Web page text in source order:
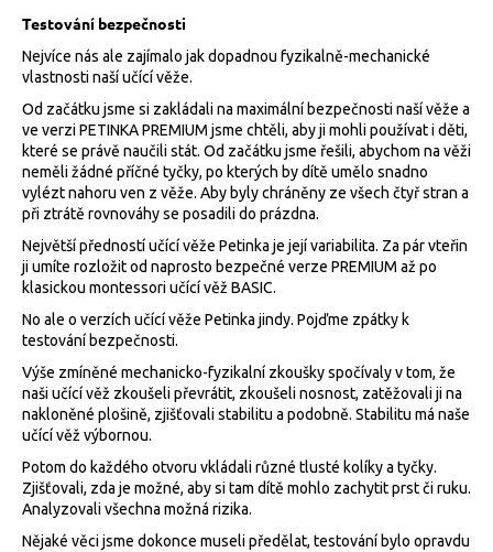
Testování bezpečnosti
Nejvíce nás ale zajímalo jak dopadnou fyzikalně-mechanické
vlastnosti naší učící věže.
Od začátku jsme si zakládali na maximální bezpečnosti naší věže a
ve verzi PETINKA PREMIUM jsme chtěli, aby ji mohli používat i děti,
které se právě naučili stát. Od začátku jsme řešili, abychom na věži
neměli žádné příčné tyčky, po kterých by dítě umělo snadno
vylézt nahoru ven z věže. Aby byly chráněny ze všech čtyř stran a
při ztrátě rovnováhy se posadili do prázdna.
Největší předností učící věže Petinka je její variabilita. Za pár vteřin
ji umíte rozložit od naprosto bezpečné verze PREMIUM až po
klasickou montessori učící věž BASIC.
No ale o verzích učící věže Petinka jindy. Pojďme zpátky k
testování bezpečnosti.
Výše zmíněné mechanicko-fyzikalní zkoušky spočívaly v tom, že
naši učící věž zkoušeli převrátit, zkoušeli nosnost, zatěžovali ji na
nakloněné plošině, zjišťovali stabilitu a podobně. Stabilitu má naše
učící věž výbornou.
Potom do každého otvoru vkládali různé tlusté kolíky a tyčky.
Zjišťovali, zda je možné, aby si tam dítě mohlo zachytit prst či ruku.
Analyzovali všechna možná rizika.
Nějaké věci jsme dokonce museli předělat, testování bylo opravdu